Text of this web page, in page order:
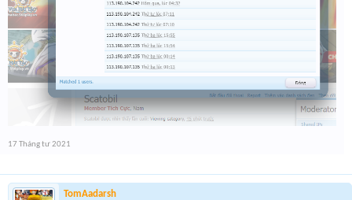
17 Tháng tư 2021
TomAadarsh